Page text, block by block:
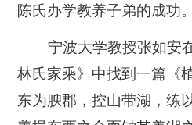
陈氏办学教养子弟的成功。
宁波大学教授张如安
林氏家乘》中找到一篇《
东为腴郡，控山带湖，练